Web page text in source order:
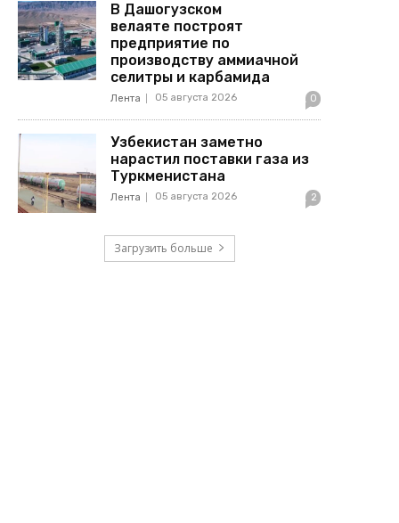
В Дашогузском
велаяте построят
предприятие по
производству аммиачной
селитры и карбамида
Лента 05 августа 2026 0
Узбекистан заметно
нарастил поставки газа из
Туркменистана
Лента 05 августа 2026 2
Загрузить больше